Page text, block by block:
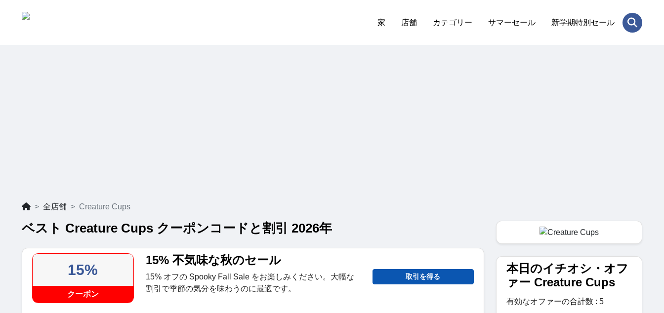
家 店舗 カテゴリー サマーセール 新学期特別セール
全店舗 Creature Cups
ベスト Creature Cups クーポンコードと割引 2026年
15%
クーポン
15% 不気味な秋のセール
15% オフの Spooky Fall Sale をお楽しみください。大幅な
割引で季節の気分を味わうのに最適です。
取引を得る
本日のイチオシ・オフ
ァー Creature Cups
有効なオファーの合計数 : 5